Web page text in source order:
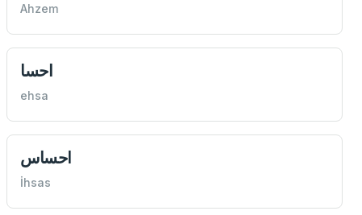
Ahzem
احسا
ehsa
احساس
İhsas